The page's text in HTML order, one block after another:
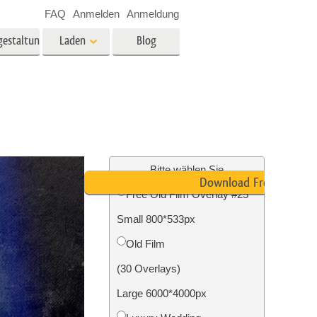
Foto-Restaurierung
Laden
Video-Overlays
Blog
FAQ Anmelden Anmeldung
Bitte wählen Sie
Free Old Film Overlay #25
Small 800*533px
Old Film
(30 Overlays)
Large 6000*4000px
Download Free